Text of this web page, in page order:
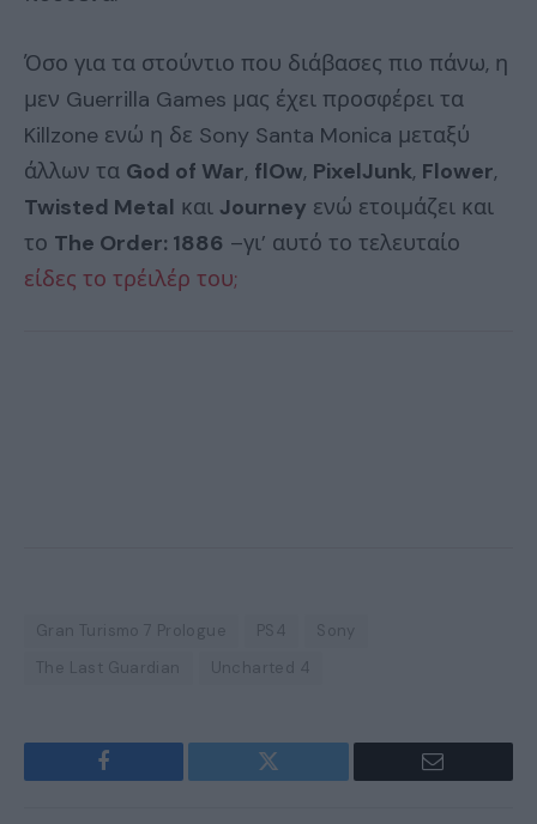
Όσο για τα στούντιο που διάβασες πιο πάνω, η
μεν Guerrilla Games μας έχει προσφέρει τα
Killzone ενώ η δε Sony Santa Monica μεταξύ
άλλων τα God of War, flOw, PixelJunk, Flower,
Twisted Metal και Journey ενώ ετοιμάζει και
το The Order: 1886 –γι’ αυτό το τελευταίο
είδες το τρέιλέρ του;
Gran Turismo 7 Prologue PS4
Sony
The Last Guardian
Uncharted 4
Facebook Twitter Email